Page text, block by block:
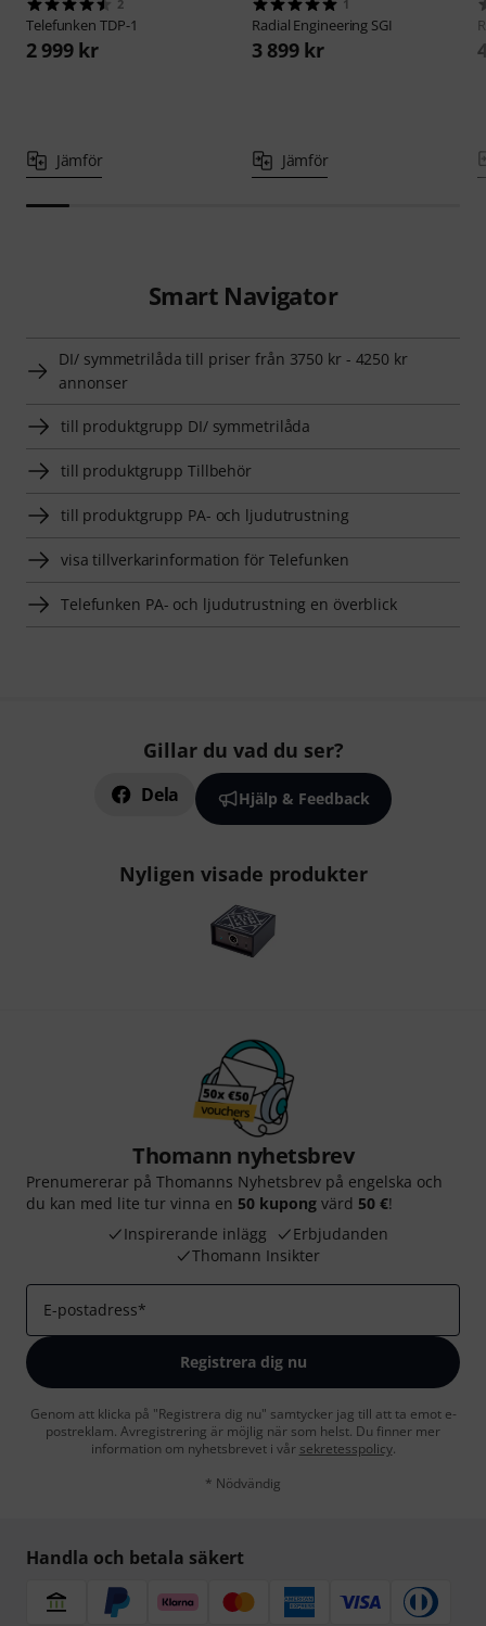
2
Telefunken TDP-1
2 999 kr
Jämför
1
Radial Engineering SGI
3 899 kr
Jämför
Smart Navigator
DI/ symmetrilåda till priser från 3750 kr - 4250 kr
annonser
till produktgrupp DI/ symmetrilåda
till produktgrupp Tillbehör
till produktgrupp PA- och ljudutrustning
visa tillverkarinformation för Telefunken
Telefunken PA- och ljudutrustning en överblick
Gillar du vad du ser?
Dela Hjälp & Feedback
Nyligen visade produkter
Thomann nyhetsbrev
Prenumererar på Thomanns Nyhetsbrev på engelska och
du kan med lite tur vinna en 50 kupong värd 50 €!
Inspirerande inlägg
Erbjudanden
Thomann Insikter
E-postadress*
Registrera dig nu
Genom att klicka på "Registrera dig nu" samtycker jag till att ta emot e-
postreklam. Avregistrering är möjlig när som helst. Du finner mer
information om nyhetsbrevet i vår sekretesspolicy.
* Nödvändig
Handla och betala säkert